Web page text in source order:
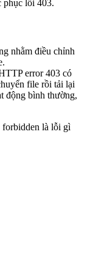
phục lỗi 403.
nhằm điều chỉnh
error 403 có
file rồi tải lại
động bình thường,